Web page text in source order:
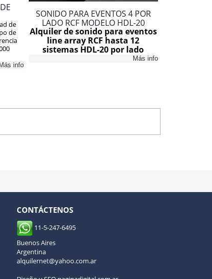
de
de
Más info
SONIDO PARA EVENTOS 4 POR
LADO RCF MODELO HDL-20
Alquiler de sonido para eventos
line array RCF hasta 12
sistemas HDL-20 por lado
Más info
CONTÁCTENOS
11-5-247-6495
Buenos Aires
Argentina
alquilernet@yahoo.com.ar